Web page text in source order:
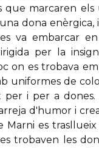
que marcaren
dona enèrgica,
es va embarcar
per la
on es trobava
uniformes de
per i per a dones.
d'humor i
Marni es
trobaven les